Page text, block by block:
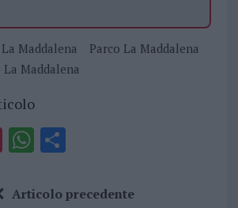
Maddalena
Parco La Maddalena
Maddalena
Pi
te
W
at
S
a
Articolo precedente